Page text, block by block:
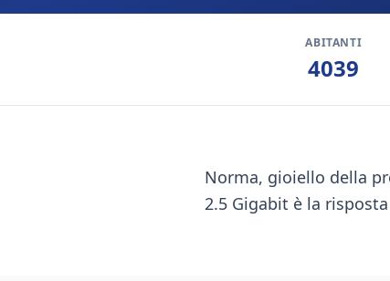
ABITANTI
4039
Norma, gioiello della
2.5 Gigabit è la